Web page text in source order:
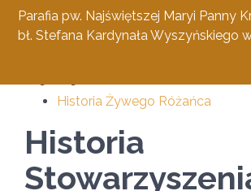
Parafia pw. Najświętszej Maryi Panny
bł. Stefana Kardynała Wyszyńskiego
Historia Żywego Różańca
Historia